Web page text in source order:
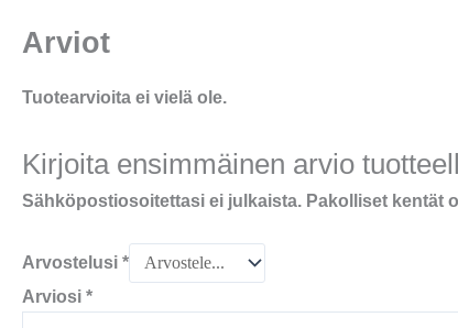
Arviot
Tuotearvioita ei vielä ole.
Kirjoita ensimmäinen arvio
Sähköpostiosoitettasi ei julkaista. Pakolliset kentät
Arvostelusi *
Arviosi *